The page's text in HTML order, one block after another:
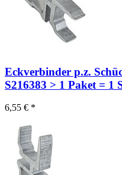
Eckverbinder p.z.
S216383 > 1 Paket = 1
6,55 € *